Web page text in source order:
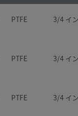
PTFE 3/4 イ
PTFE 3/4 イ
PTFE 3/4 イ